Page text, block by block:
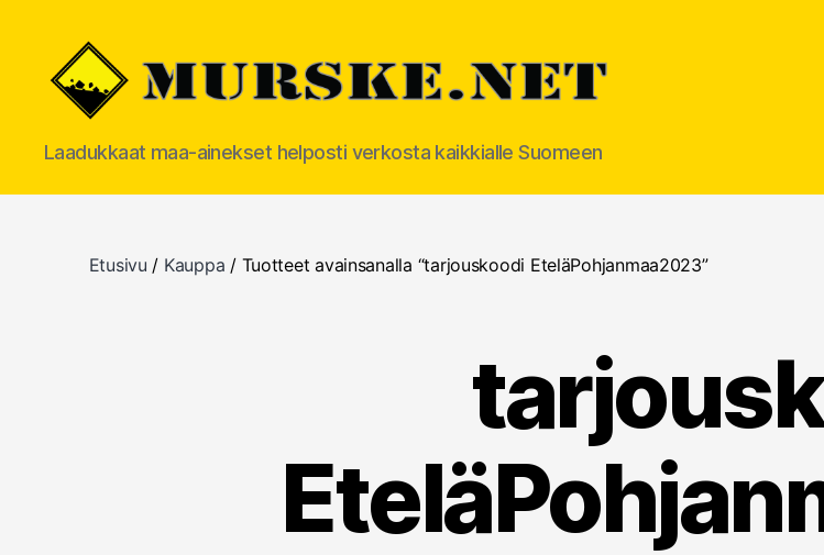
MURSKE.NET
Laadukkaat maa-ainekset helposti verkosta kaikkialle Suomeen
Etusivu / Kauppa / Tuotteet avainsanalla “tarjouskoodi EteläPohjanmaa2023”